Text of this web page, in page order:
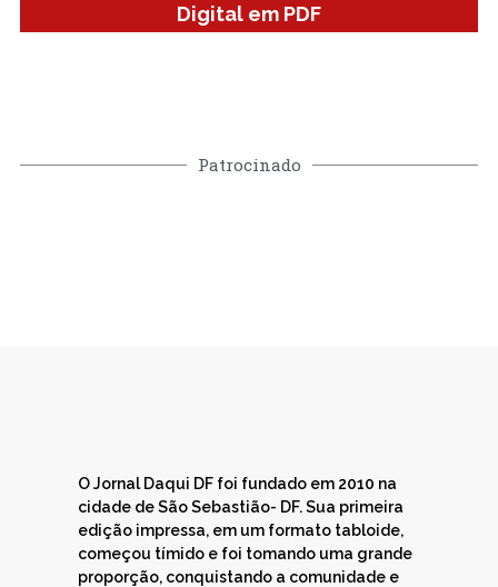
Digital em PDF
Patrocinado
O Jornal Daqui DF foi fundado em 2010 na
cidade de São Sebastião- DF. Sua primeira
edição impressa, em um formato tabloide,
começou tímido e foi tomando uma grande
proporção, conquistando a comunidade e